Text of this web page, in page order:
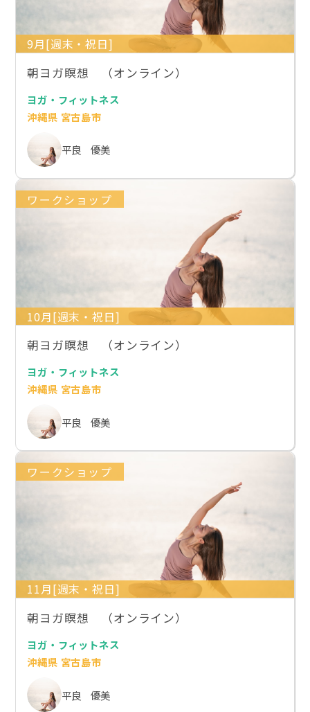
9月[週末・祝日]
朝ヨガ瞑想 （オンライン）
ヨガ・フィットネス
沖縄県 宮古島市
平良 優美
ワークショップ
10月[週末・祝日]
朝ヨガ瞑想 （オンライン）
ヨガ・フィットネス
沖縄県 宮古島市
平良 優美
ワークショップ
11月[週末・祝日]
朝ヨガ瞑想 （オンライン）
ヨガ・フィットネス
沖縄県 宮古島市
平良 優美